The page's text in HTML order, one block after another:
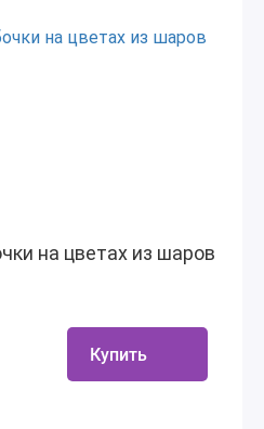
на цветах из шаров
Купить